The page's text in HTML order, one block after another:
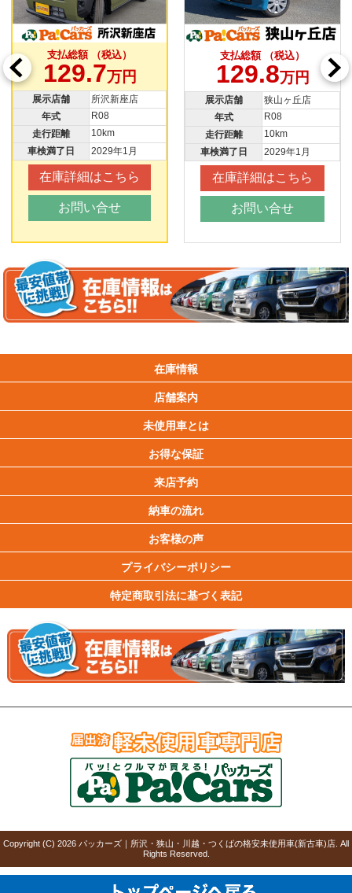
支払総額 （税込）
129.7万円
展示店舗
所沢新座店
年式
R08
走行距離
10km
車検満了日
2029年1月
在庫詳細はこちら
お問い合せ
支払総額 （税込）
129.8万円
展示店舗
狭山ヶ丘店
年式
R08
走行距離
10km
車検満了日
2029年1月
在庫詳細はこちら
お問い合せ
在庫情報
店舗案内
未使用車とは
お得な保証
来店予約
納車の流れ
お客様の声
プライバシーポリシー
特定商取引法に基づく表記
Copyright (C) 2026 パッカーズ｜所沢・狭山・川越・つくばの格安未使用車(新古車)店 . All
Rights Reserved.